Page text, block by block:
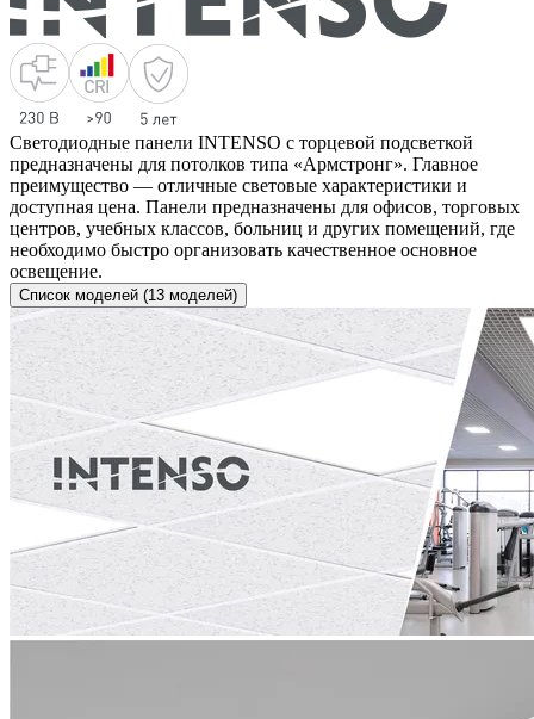
Светодиодные панели INTENSO с торцевой подсветкой
предназначены для потолков типа «Армстронг». Главное
преимущество — отличные световые характеристики и
доступная цена. Панели предназначены для офисов, торговых
центров, учебных классов, больниц и других помещений, где
необходимо быстро организовать качественное основное
освещение.
Список моделей (13 моделей)